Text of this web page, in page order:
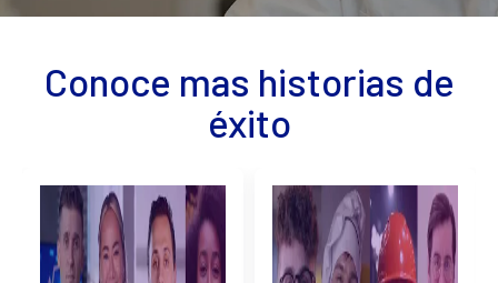
Conoce mas historias de
éxito